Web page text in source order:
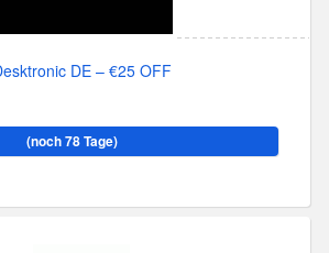
DE – €25 OFF
(noch 78 Tage)